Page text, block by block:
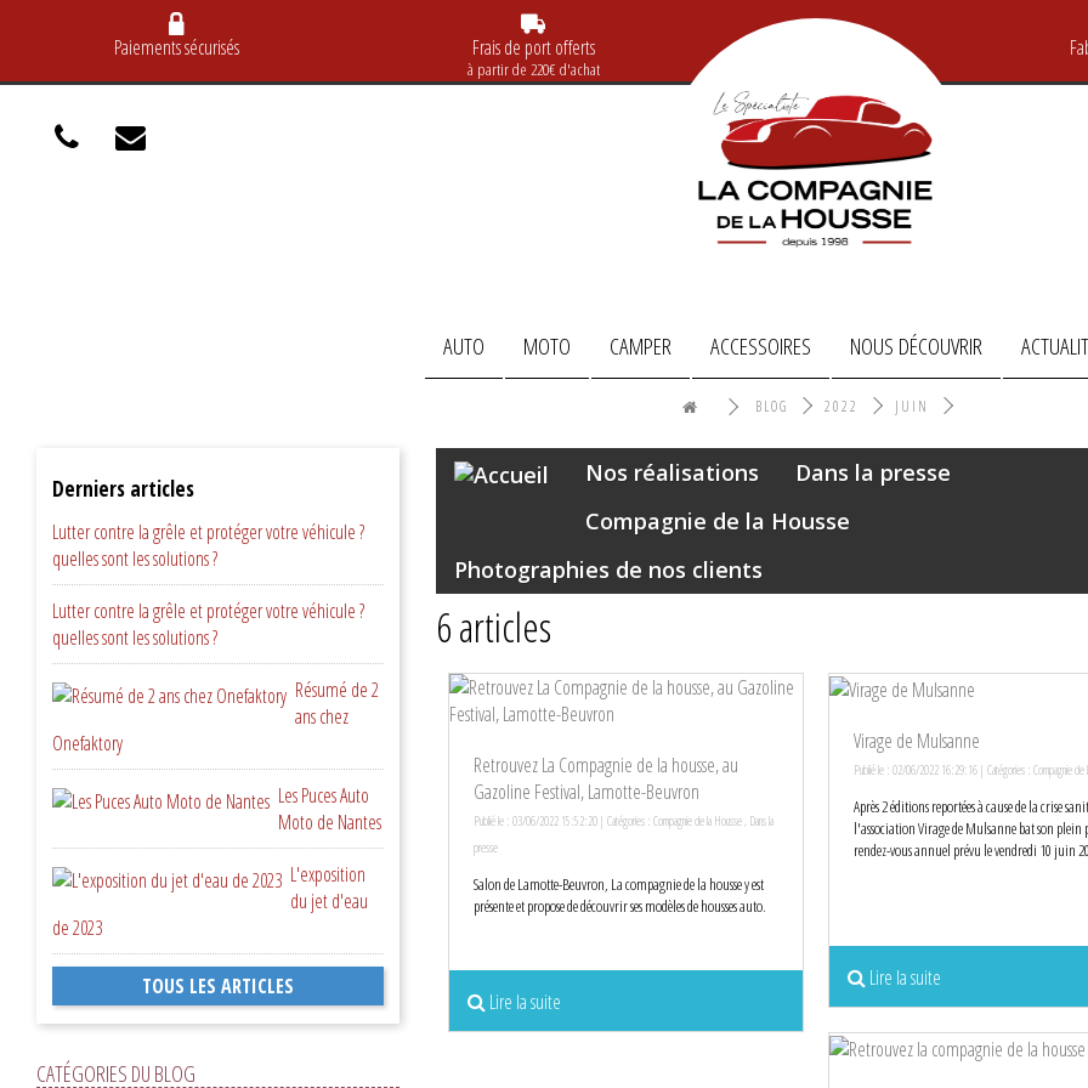
Paiements sécurisés Frais de port offerts
à partir de 220€ d'achat
AUTO MOTO CAMPER ACCESSOIRES NOUS DÉCOUVRIR
BLOG 2022 JUIN
Derniers articles
Lutter contre la grêle et protéger votre véhicule ?
quelles sont les solutions ?
Lutter contre la grêle et protéger votre véhicule ?
quelles sont les solutions ?
Résumé de 2
ans chez
Onefaktory
Les Puces Auto
Moto de Nantes
L'exposition
du jet d'eau
de 2023
TOUS LES ARTICLES
CATÉGORIES DU BLOG
Nos réalisations
Dans la presse
Compagnie de la Housse
Photographies de nos clients
6 articles
Retrouvez La Compagnie de la housse, au
Gazoline Festival, Lamotte-Beuvron
Publié le : 03/06/2022 15:52:20 | Catégories : Compagnie de la Housse, Dans la
presse
Salon de Lamotte-Beuvron, La compagnie de la housse y est
présente et propose de découvrir ses modèles de housses auto.
Lire la suite
Virage de Mulsanne
Publié le : 02/06/2022 16:29:16 | Catégories : Compagnie de
Après 2 éditions reportées à cause de la crise
l'association Virage de Mulsanne bat son plein
rendez-vous annuel prévu le vendredi 10 juin
Lire la suite